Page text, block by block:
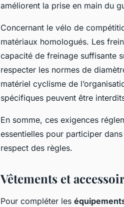
améliorent la prise en main du
Concernant le vélo de
matériaux homologués. Les
capacité de freinage suffisante
respecter les normes de
matériel cyclisme de
spécifiques peuvent être
En somme, ces exigences
essentielles pour participer
respect des règles.
Vêtements et
Pour compléter les